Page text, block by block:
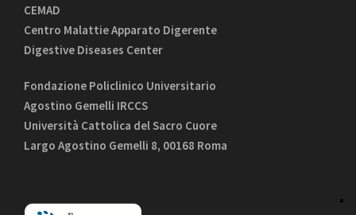
CEMAD
Centro Malattie Apparato Digerente
Digestive Diseases Center
Fondazione Policlinico Universitario
Agostino Gemelli IRCCS
Università Cattolica del Sacro Cuore
Largo Agostino Gemelli 8, 00168 Roma